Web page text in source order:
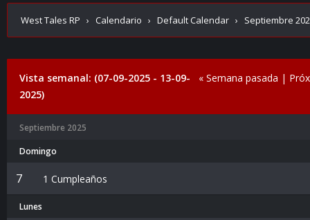
West Tales RP › Calendario › Default Calendar › Septiembre
« Semana pasada |
Vista semanal: (07-09-2025 - 13-09-
2025)
Septiembre 2025
Domingo
7 1 Cumpleaños
Lunes